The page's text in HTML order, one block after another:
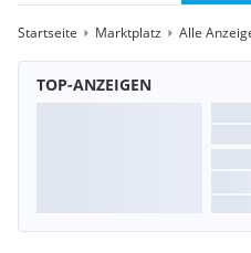
Startseite Marktplatz Alle
TOP-ANZEIGEN